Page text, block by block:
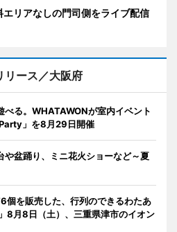
リアなしの門司側をライブ配信
リース／大阪府
べる。WHATAWONが室内イベント
」を8月29日開催
や盆踊り、ミニ花火ショーなど～夏
個を販売した、行列のできるわたあ
8月8日（土）、三重県津市のイオン